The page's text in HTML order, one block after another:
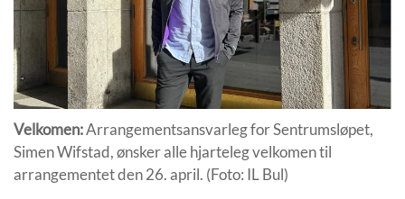
Velkomen:Arrangementsansvarleg for Sentrumsløpet,
Simen Wifstad, ønsker alle hjarteleg velkomen til
arrangementet den 26. april. (Foto: IL Bul)